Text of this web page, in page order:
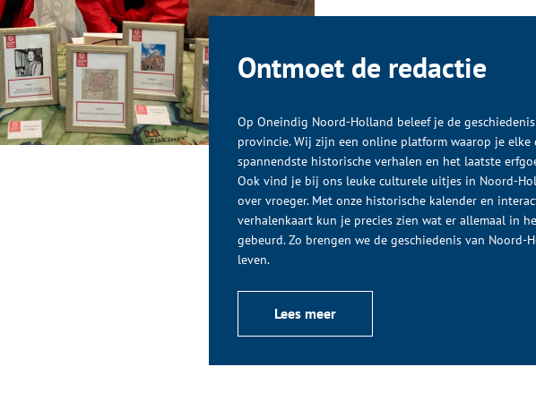
Ontmoet de redactie
Op Oneindig Noord-Holland beleef je de
provincie. Wij zijn een online platform waarop je elke
spannendste historische verhalen en het laatste
Ook vind je bij ons leuke culturele uitjes in Noord-
over vroeger. Met onze historische kalender en
verhalenkaart kun je precies zien wat er allemaal in
gebeurd. Zo brengen we de geschiedenis van Noord-
leven.
Lees meer